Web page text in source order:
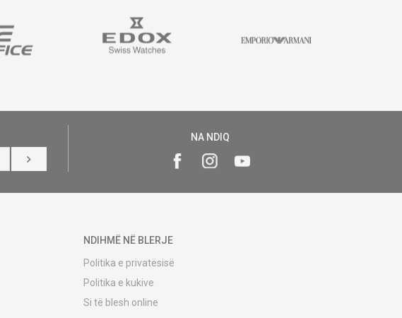
HYR
NA NDIQ
NDIHMË NË BLERJE
Politika e privatësisë
Politika e kukive
Si të blesh online